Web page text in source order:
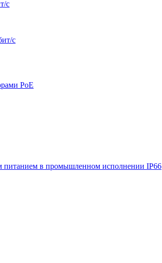
с
с
PoE
питанием в промышленном исполнении IP66